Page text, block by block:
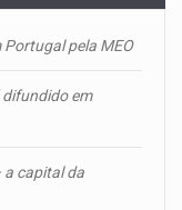
Portugal pela MEO
difundido em
a capital da